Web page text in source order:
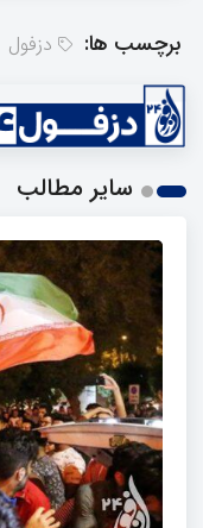
برچسب ها: دزفول
سایر مطالب